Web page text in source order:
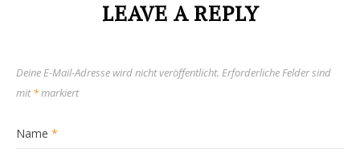
LEAVE A REPLY
Deine E-Mail-Adresse wird nicht veröffentlicht. Erforderliche Felder sind
mit*markiert
Name *